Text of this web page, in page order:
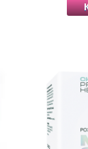
та витратні